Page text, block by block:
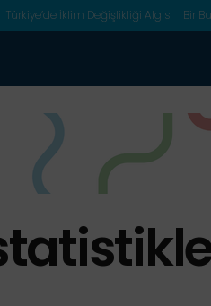
Türkiye’de İklim Değişlikliği Algısı Bir